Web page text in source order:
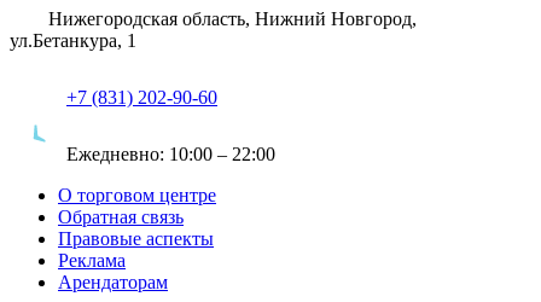
Нижегородская область, Нижний Новгород,
ул.Бетанкура, 1
+7 (831) 202-90-60
Ежедневно: 10:00 – 22:00
О торговом центре
Обратная связь
Правовые аспекты
Реклама
Арендаторам